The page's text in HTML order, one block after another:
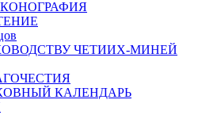
ЧЕТИИХ-МИНЕЙ
КАЛЕНДАРЬ